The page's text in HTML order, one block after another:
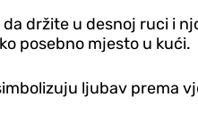
držite u desnoj ruci i
posebno mjesto u kući.
ljubav prema